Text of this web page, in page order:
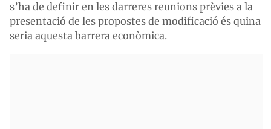
s’ha de definir en les darreres reunions prèvies a la
presentació de les propostes de modificació és quina
seria aquesta barrera econòmica.